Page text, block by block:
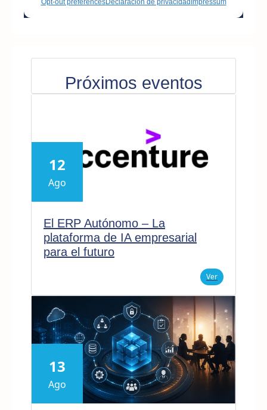
Próximos eventos
12
Ago
El ERP Autónomo – La
plataforma de IA empresarial
para el futuro
Ver
13
Ago